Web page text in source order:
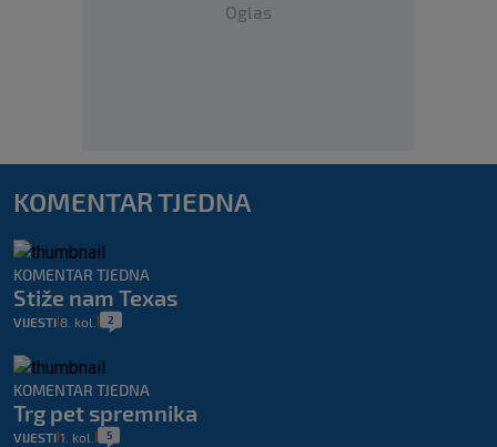
Oglas
KOMENTAR TJEDNA
KOMENTAR TJEDNA
Stiže nam Texas
VIJESTI 8. kol. 2
KOMENTAR TJEDNA
Trg pet spremnika
VIJESTI 1. kol. 5